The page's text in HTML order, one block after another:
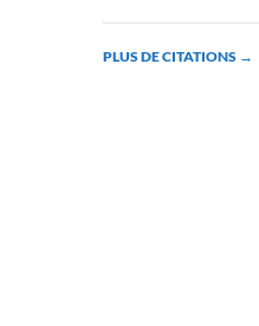
PLUS DE CITATIONS →